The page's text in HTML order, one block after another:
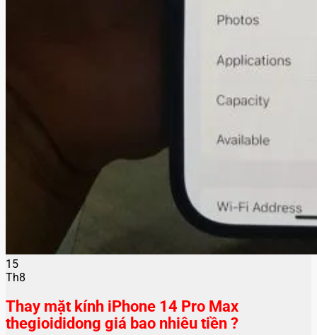
15
Th8
Thay mặt kính iPhone 14 Pro Max
thegioididong giá bao nhiêu tiền ?